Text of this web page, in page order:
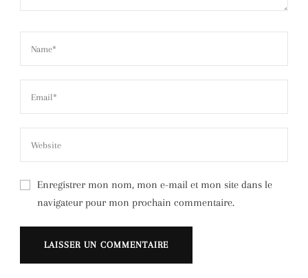
Enregistrer mon nom, mon e-mail et mon site dans le
navigateur pour mon prochain commentaire.